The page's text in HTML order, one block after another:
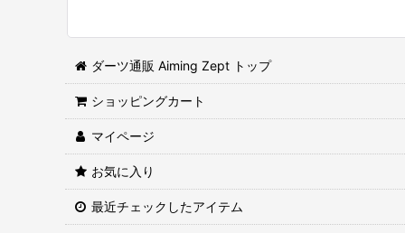
ダーツ通販 Aiming Zept トップ
ショッピングカート
マイページ
お気に入り
最近チェックしたアイテム